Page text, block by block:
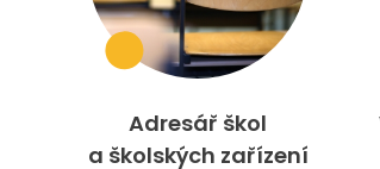
Adresář škol
a školských zařízení